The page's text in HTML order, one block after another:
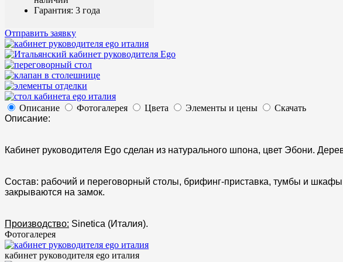
Гарантия: 3 года
Отправить заявку
Описание Фотогалерея Цвета Элементы и цены
Скачать
Описание:
Кабинет руководителя Ego сделан из натурального шпона, цвет Эбони.
Состав: рабочий и переговорный столы, брифинг-приставка, тумбы и
закрываются на замок.
Производство: Sinetica (Италия).
Фотогалерея
кабинет руководителя ego италия